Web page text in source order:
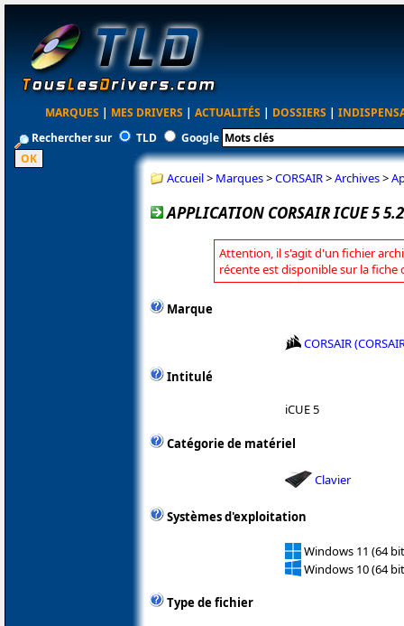
MARQUES | MES DRIVERS | ACTUALITÉS | DOSSIERS |
Rechercher sur
TLD Google
Accueil> Marques>CORSAIR>Archives>
APPLICATION CORSAIR ICUE 5
Attention, il s'agit d'un fichier
récente est disponible sur la fiche
Marque
CORSAIR
Intitulé
iCUE 5
Catégorie de matériel
Clavier
Systèmes d'exploitation
Windows 11 (64
Windows 10 (64
Type de fichier